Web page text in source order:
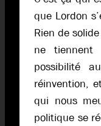
que Lordon
Rien de
ne
possibilité
réinvention,
qui nous
politique se